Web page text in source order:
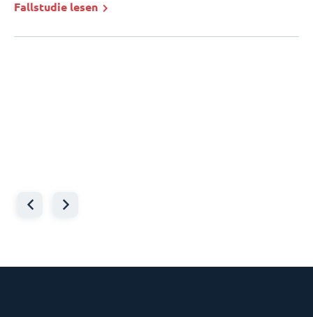
Leon Fricke- Product Owner TIMIFY, Joka
Fallstudie lesen
Marnick Boerland- Group Head of Omnichannel Infra & Logistics, Nexeye
Leon Fricke- Product Owner TIMIFY, Joka
Fallstudie lesen